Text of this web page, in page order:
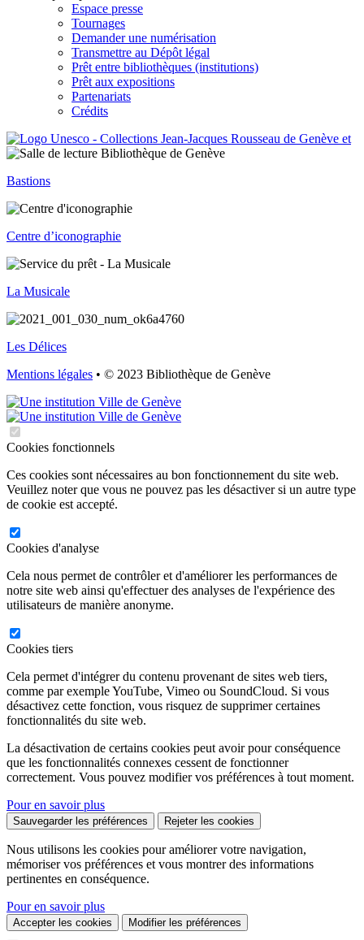
Espace presse
Tournages
Demander une numérisation
Transmettre au Dépôt légal
Prêt entre bibliothèques (institutions)
Prêt aux expositions
Partenariats
Crédits
Bastions
Centre d’iconographie
La Musicale
Les Délices
Mentions légales • © 2023 Bibliothèque de Genève
Cookies fonctionnels
Ces cookies sont nécessaires au bon fonctionnement du site web.
Veuillez noter que vous ne pouvez pas les désactiver si un autre type
de cookie est accepté.
Cookies d'analyse
Cela nous permet de contrôler et d'améliorer les performances de
notre site web ainsi qu'effectuer des analyses de l'expérience des
utilisateurs de manière anonyme.
Cookies tiers
Cela permet d'intégrer du contenu provenant de sites web tiers,
comme par exemple YouTube, Vimeo ou SoundCloud. Si vous
désactivez cette fonction, vous risquez de supprimer certaines
fonctionnalités du site web.
La désactivation de certains cookies peut avoir pour conséquence
que les fonctionnalités connexes cessent de fonctionner
correctement. Vous pouvez modifier vos préférences à tout moment.
Pour en savoir plus
Sauvegarder les préférences Rejeter les cookies
Nous utilisons les cookies pour améliorer votre navigation,
mémoriser vos préférences et vous montrer des informations
pertinentes en conséquence.
Pour en savoir plus
Accepter les cookies Modifier les préférences